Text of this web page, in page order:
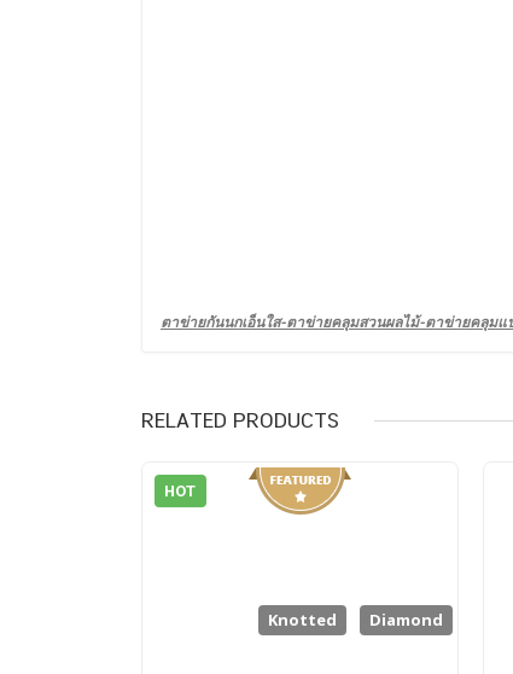
ตาข่ายกันนกเอ็นใส-ตาข่ายคลุมสวนผลไม้-ตาข่ายคลุมแ
RELATED PRODUCTS
HOT
Diamond
Knotted